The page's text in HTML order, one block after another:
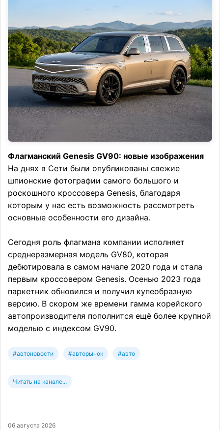
Флагманский Genesis GV90: новые изображения
На днях в Сети были опубликованы свежие
шпионские фотографии самого большого и
роскошного кроссовера Genesis, благодаря
которым у нас есть возможность рассмотреть
основные особенности его дизайна.
Сегодня роль флагмана компании исполняет
среднеразмерная модель GV80, которая
дебютировала в самом начале 2020 года и стала
первым кроссовером Genesis. Осенью 2023 года
паркетник обновился и получил купеобразную
версию. В скором же времени гамма корейского
автопроизводителя пополнится ещё более крупной
моделью с индексом GV90.
#автоновости #авторынок #авто
Читать на канале...
06 августа 2026